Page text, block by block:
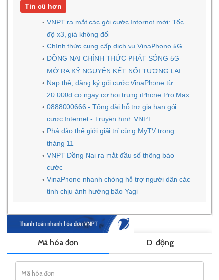
Tin cũ hơn
VNPT ra mắt các gói cước Internet mới: Tốc
độ x3, giá không đổi
Chính thức cung cấp dịch vụ VinaPhone 5G
ĐỒNG NAI CHÍNH THỨC PHÁT SÓNG 5G –
MỞ RA KỶ NGUYÊN KẾT NỐI TƯƠNG LAI
Nạp thẻ, đăng ký gói cước VinaPhone từ
20.000đ có ngay cơ hội trúng iPhone Pro Max
0888000666 - Tổng đài hỗ trợ gia hạn gói
cước Internet - Truyền hình VNPT
Phá đảo thế giới giải trí cùng MyTV trong
tháng 11
VNPT Đồng Nai ra mắt đầu số thông báo
cước
VinaPhone nhanh chóng hỗ trợ người dân các
tỉnh chịu ảnh hưởng bão Yagi